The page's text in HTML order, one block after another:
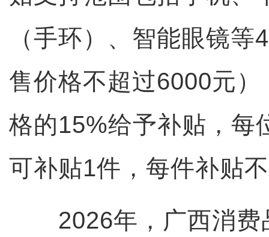
（手环）、智能眼镜
售价格不超过6000元
格的15%给予补贴，每
可补贴1件，每件补贴
2026年，广西消费